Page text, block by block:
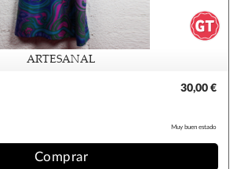
ARTESANAL
30,00 €
Muy buen estado
Comprar